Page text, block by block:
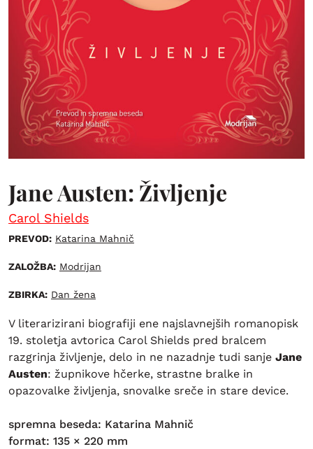
Jane Austen: Življenje
Carol Shields
PREVOD: Katarina Mahnič
ZALOŽBA: Modrijan
ZBIRKA: Dan žena
V literarizirani biografiji ene najslavnejših romanopisk
19. stoletja avtorica Carol Shields pred bralcem
razgrinja življenje, delo in ne nazadnje tudi sanje Jane
Austen: župnikove hčerke, strastne bralke in
opazovalke življenja, snovalke sreče in stare device.
spremna beseda: Katarina Mahnič
format: 135 × 220 mm